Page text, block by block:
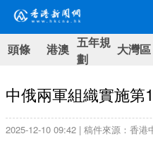
頭條 港澳 五年規
劃
大灣區
中俄兩軍組織實施第
2025-12-10 09:42 | 稿件來源：香港